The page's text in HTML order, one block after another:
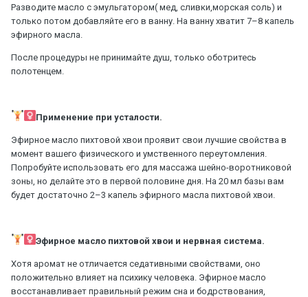
Разводите масло с эмульгатором( мед, сливки,морская соль) и
только потом добавляйте его в ванну. На ванну хватит 7–8 капель
эфирного масла.
После процедуры не принимайте душ, только оботритесь
полотенцем.
Применение при усталости.
Эфирное масло пихтовой хвои проявит свои лучшие свойства в
момент вашего физического и умственного переутомления.
Попробуйте использовать его для массажа шейно-воротниковой
зоны, но делайте это в первой половине дня. На 20 мл базы вам
будет достаточно 2–3 капель эфирного масла пихтовой хвои.
Эфирное масло пихтовой хвои и нервная система.
Хотя аромат не отличается седативными свойствами, оно
положительно влияет на психику человека. Эфирное масло
восстанавливает правильный режим сна и бодрствования,